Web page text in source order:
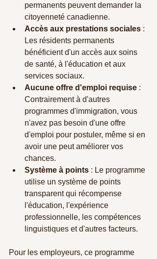
permanents peuvent demander la
citoyenneté canadienne.
Accès aux prestations sociales :
Les résidents permanents
bénéficient d'un accès aux soins
de santé, à l'éducation et aux
services sociaux.
Aucune offre d'emploi requise :
Contrairement à d'autres
programmes d'immigration, vous
n'avez pas besoin d'une offre
d'emploi pour postuler, même si en
avoir une peut améliorer vos
chances.
Système à points : Le programme
utilise un système de points
transparent qui récompense
l'éducation, l'expérience
professionnelle, les compétences
linguistiques et d'autres facteurs.
Pour les employeurs, ce programme